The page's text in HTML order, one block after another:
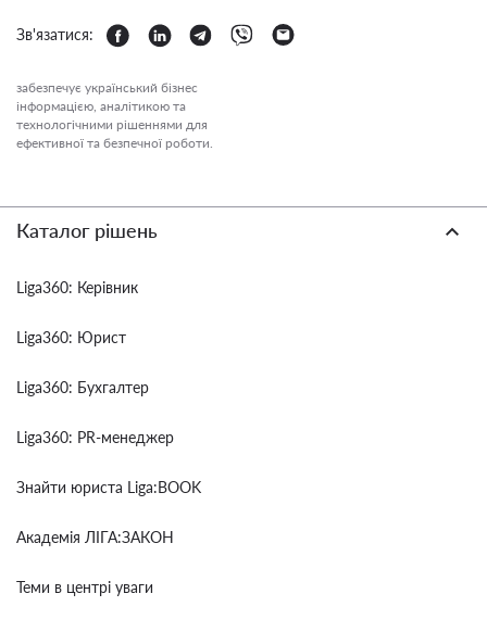
Зв'язатися:
забезпечує український бізнес
інформацією, аналітикою та
технологічними рішеннями для
ефективної та безпечної роботи.
Каталог рішень
Liga360: Керівник
Liga360: Юрист
Liga360: Бухгалтер
Liga360: PR-менеджер
Знайти юриста Liga:BOOK
Академія ЛІГА:ЗАКОН
Теми в центрі уваги